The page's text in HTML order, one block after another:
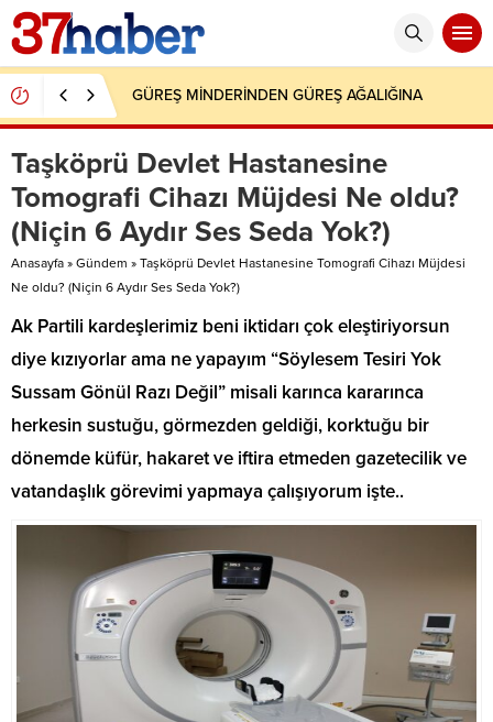
GÜREŞ MİNDERİNDEN GÜREŞ AĞALIĞINA
Taşköprü Devlet Hastanesine
Tomografi Cihazı Müjdesi Ne oldu?
(Niçin 6 Aydır Ses Seda Yok?)
Anasayfa » Gündem » Taşköprü Devlet Hastanesine Tomografi Cihazı Müjdesi
Ne oldu? (Niçin 6 Aydır Ses Seda Yok?)
Ak Partili kardeşlerimiz beni iktidarı çok eleştiriyorsun
diye kızıyorlar ama ne yapayım “Söylesem Tesiri Yok
Sussam Gönül Razı Değil” misali karınca kararınca
herkesin sustuğu, görmezden geldiği, korktuğu bir
dönemde küfür, hakaret ve iftira etmeden gazetecilik ve
vatandaşlık görevimi yapmaya çalışıyorum işte..